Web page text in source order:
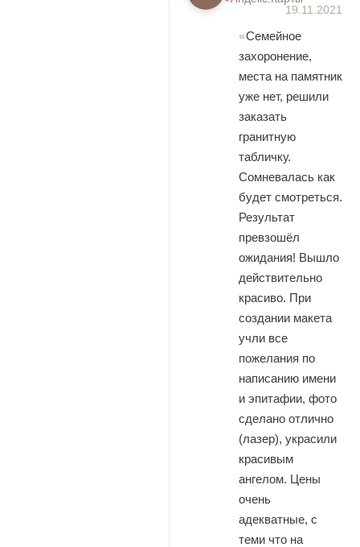
19.11.2021
Семейное
захоронение,
места на памятник
уже нет, решили
заказать
гранитную
табличку.
Сомневалась как
будет смотреться.
Результат
превзошёл
ожидания! Вышло
действительно
красиво. При
создании макета
учли все
пожелания по
написанию имени
и эпитафии, фото
сделано отлично
(лазер), украсили
красивым
ангелом. Цены
очень
адекватные, с
теми что на